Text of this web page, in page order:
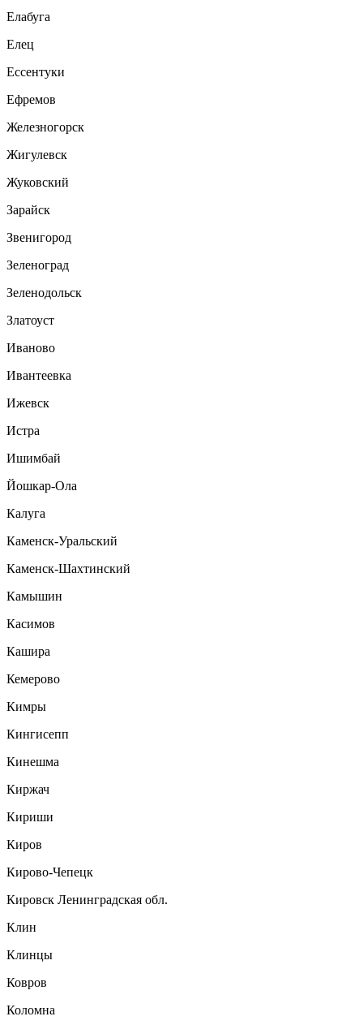
Елабуга
Елец
Ессентуки
Ефремов
Железногорск
Жигулевск
Жуковский
Зарайск
Звенигород
Зеленоград
Зеленодольск
Златоуст
Иваново
Ивантеевка
Ижевск
Истра
Ишимбай
Йошкар-Ола
Калуга
Каменск-Уральский
Каменск-Шахтинский
Камышин
Касимов
Кашира
Кемерово
Кимры
Кингисепп
Кинешма
Киржач
Кириши
Киров
Кирово-Чепецк
Кировск Ленинградская обл.
Клин
Клинцы
Ковров
Коломна